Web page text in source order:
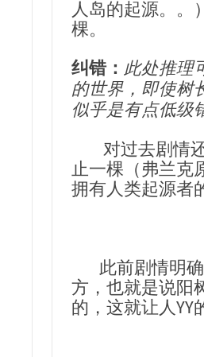
人岛的起源。。
棵。
纠错： 此处推理
的世界，即使树
似乎是有点低级
对过去剧情还
止一棵（弗兰克
拥有人类起源者
此前剧情明确
方，也就是说阳
的，这就让人YY